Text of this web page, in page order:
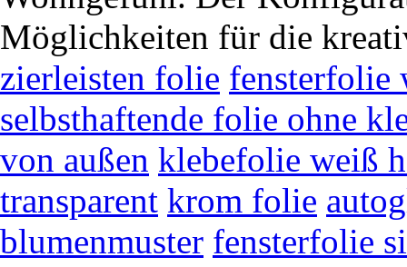
Möglichkeiten für die
zierleisten folie fensterfolie
selbsthaftende folie ohne
von außen klebefolie weiß
transparent krom folie
blumenmuster fensterfolie